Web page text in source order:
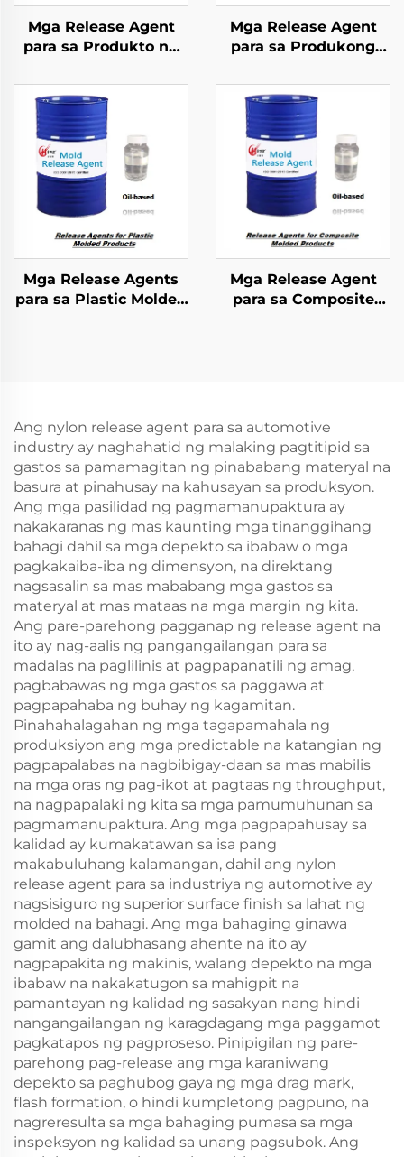
Mga Release Agent
para sa Produkto ng
Molded
Mga Release Agent
para sa Produkong
Elastomer
Mga Release Agents
para sa Plastic Molded
Mga Release Agent
para sa Composite
Ang nylon release agent para sa automotive
industry ay naghahatid ng malaking pagtitipid sa
gastos sa pamamagitan ng pinababang materyal na
basura at pinahusay na kahusayan sa produksyon.
Ang mga pasilidad ng pagmamanupaktura ay
nakakaranas ng mas kaunting mga tinanggihang
bahagi dahil sa mga depekto sa ibabaw o mga
pagkakaiba-iba ng dimensyon, na direktang
nagsasalin sa mas mababang mga gastos sa
materyal at mas mataas na mga margin ng kita.
Ang pare-parehong pagganap ng release agent na
ito ay nag-aalis ng pangangailangan para sa
madalas na paglilinis at pagpapanatili ng amag,
pagbabawas ng mga gastos sa paggawa at
pagpapahaba ng buhay ng kagamitan.
Pinahahalagahan ng mga tagapamahala ng
produksiyon ang mga predictable na katangian ng
pagpapalabas na nagbibigay-daan sa mas mabilis
na mga oras ng pag-ikot at pagtaas ng throughput,
na nagpapalaki ng kita sa mga pamumuhunan sa
pagmamanupaktura. Ang mga pagpapahusay sa
kalidad ay kumakatawan sa isa pang
makabuluhang kalamangan, dahil ang nylon
release agent para sa industriya ng automotive ay
nagsisiguro ng superior surface finish sa lahat ng
molded na bahagi. Ang mga bahaging ginawa
gamit ang dalubhasang ahente na ito ay
nagpapakita ng makinis, walang depekto na mga
ibabaw na nakakatugon sa mahigpit na
pamantayan ng kalidad ng sasakyan nang hindi
nangangailangan ng karagdagang mga paggamot
pagkatapos ng pagproseso. Pinipigilan ng pare-
parehong pag-release ang mga karaniwang
depekto sa paghubog gaya ng mga drag mark,
flash formation, o hindi kumpletong pagpuno, na
nagreresulta sa mga bahaging pumasa sa mga
inspeksyon ng kalidad sa unang pagsubok. Ang